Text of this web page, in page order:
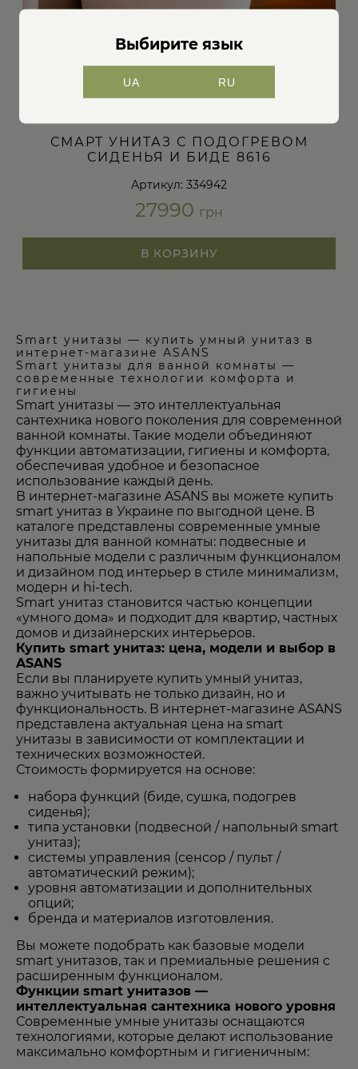
СМАРТ УНИТАЗ С ПОДОГРЕВОМ
СИДЕНЬЯ И БИДЕ 8616
Артикул: 334942
27990 грн
В КОРЗИНУ
Smart унитазы — купить умный унитаз в
интернет-магазине ASANS
Smart унитазы для ванной комнаты —
современные технологии комфорта и
гигиены
Smart унитазы — это интеллектуальная
сантехника нового поколения для современной
ванной комнаты. Такие модели объединяют
функции автоматизации, гигиены и комфорта,
обеспечивая удобное и безопасное
использование каждый день.
В интернет-магазине ASANS вы можете купить
smart унитаз в Украине по выгодной цене. В
каталоге представлены современные умные
унитазы для ванной комнаты: подвесные и
напольные модели с различным функционалом
и дизайном под интерьер в стиле минимализм,
модерн и hi-tech.
Smart унитаз становится частью концепции
«умного дома» и подходит для квартир, частных
домов и дизайнерских интерьеров.
Купить smart унитаз: цена, модели и выбор в
ASANS
Если вы планируете купить умный унитаз,
важно учитывать не только дизайн, но и
функциональность. В интернет-магазине ASANS
представлена актуальная цена на smart
унитазы в зависимости от комплектации и
технических возможностей.
Стоимость формируется на основе:
набора функций (биде, сушка, подогрев
сиденья);
типа установки (подвесной / напольный smart
унитаз);
системы управления (сенсор / пульт /
автоматический режим);
уровня автоматизации и дополнительных
опций;
бренда и материалов изготовления.
Вы можете подобрать как базовые модели
smart унитазов, так и премиальные решения с
расширенным функционалом.
Функции smart унитазов —
интеллектуальная сантехника нового уровня
Современные умные унитазы оснащаются
технологиями, которые делают использование
максимально комфортным и гигиеничным:
Выбирите язык
UA RU